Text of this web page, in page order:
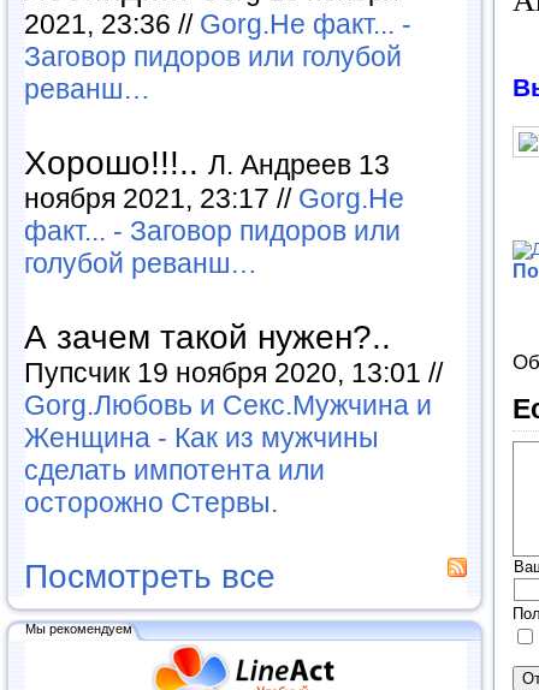
2021, 23:36 // Gorg.Не факт... -
Заговор пидоров или голубой
реванш…
Хорошо!!!.. Л. Андреев 13
ноября 2021, 23:17 // Gorg.Не
факт... - Заговор пидоров или
голубой реванш…
А зачем такой нужен?..
Пупсчик 19 ноября 2020, 13:01 //
Gorg.Любовь и Секс.Мужчина и
Женщина - Как из мужчины
сделать импотента или
осторожно Стервы.
Посмотреть все
Мы рекомендуем